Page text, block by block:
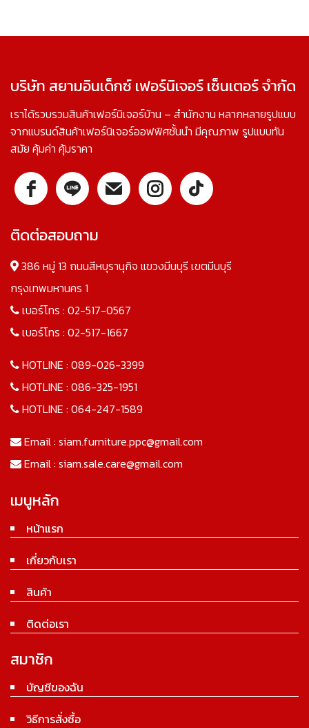
บริษัท สยามอินเด็กซ์ เฟอร์นิเจอร์ เซ็นเตอร์ จำกัด
เราได้รวบรวมสินค้าเฟอร์นิเจอร์บ้าน – สำนักงาน หลากหลายรูปแบบ
จากแบรนด์สินค้าเฟอร์นิเจอร์ออฟฟิศชั้นนำ มีคุณภาพ รูปแบบทัน
สมัย คุ้มค่า คุ้มราคา
ติดต่อสอบถาม
386 หมู่ 13 ถนนสีหบุรานุกิจ แขวงมีนบุรี เขตมีนบุรี
กรุงเทพมหานคร 1
เบอร์โทร : 02-517-0567
เบอร์โทร : 02-517-1667
HOTLINE : 089-026-3399
HOTLINE : 086-325-1951
HOTLINE : 064-247-1589
Email : siam.furniture.ppc@gmail.com
Email : siam.sale.care@gmail.com
เมนูหลัก
หน้าแรก
เกี่ยวกับเรา
สินค้า
ติดต่อเรา
สมาชิก
บัญชีของฉัน
วิธีการสั่งซื้อ